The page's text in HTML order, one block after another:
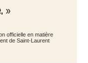
officielle en matière
de Saint-Laurent